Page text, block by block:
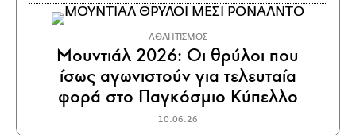
ΑΘΛΗΤΙΣΜΟΣ
Μουντιάλ 2026: Οι θρύλοι που
ίσως αγωνιστούν για τελευταία
φορά στο Παγκόσμιο Κύπελλο
10.06.26